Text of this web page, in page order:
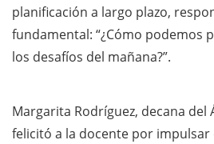
planificación a largo plazo,
fundamental: “¿Cómo podemos
los desafíos del mañana?”.
Margarita Rodríguez, decana del
felicitó a la docente por impulsar